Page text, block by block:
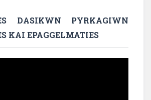
DASIKWN PYRKAGIWN
KAI EPAGGELMATIES